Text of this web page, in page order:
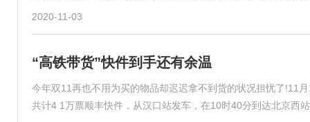
2020-11-03
“高铁带货”快件到手还有余温
今年双11再也不用为买的物品却迟迟拿不到货的状况担忧了!11
共计4 1万票顺丰快件，从汉口站发车，在10时40分到达北京西